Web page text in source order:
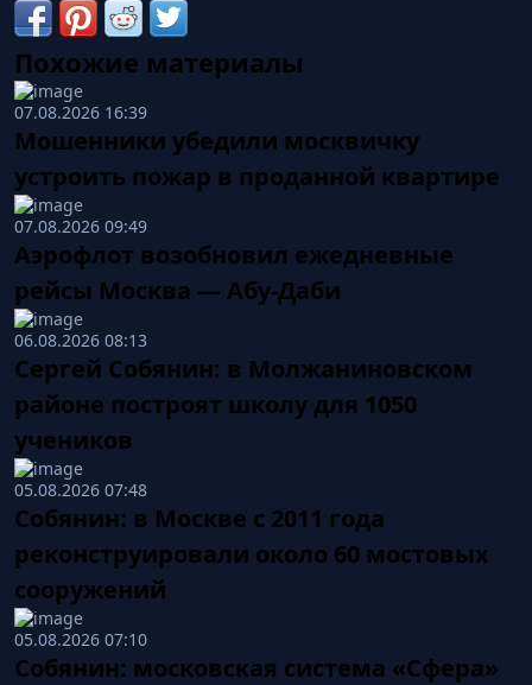
Похожие материалы
07.08.2026 16:39
Мошенники убедили москвичку
устроить пожар в проданной квартире
07.08.2026 09:49
Аэрофлот возобновил ежедневные
рейсы Москва — Абу-Даби
06.08.2026 08:13
Сергей Собянин: в Молжаниновском
районе построят школу для 1050
учеников
05.08.2026 07:48
Собянин: в Москве с 2011 года
реконструировали около 60 мостовых
сооружений
05.08.2026 07:10
Собянин: московская система «Сфера»